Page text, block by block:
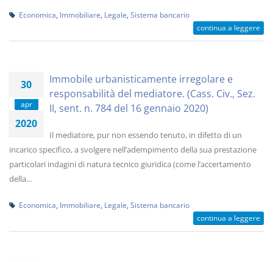
Economica Immobiliare Legale Sistema bancario
continua a leggere
30
apr
2020
Immobile urbanisticamente irregolare e
responsabilità del mediatore. (Cass. Civ., Sez.
II, sent. n. 784 del 16 gennaio 2020)
Il mediatore, pur non essendo tenuto, in difetto di un
incarico specifico, a svolgere nell’adempimento della sua prestazione
particolari indagini di natura tecnico giuridica (come l’accertamento
della...
Economica Immobiliare Legale Sistema bancario
continua a leggere